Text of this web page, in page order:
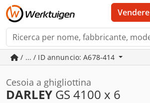
Vendere
/ ... / ID annuncio: A678-414
Cesoia a ghigliottina
DARLEY GS 4100 x 6